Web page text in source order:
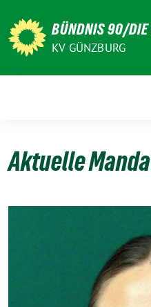
zum
Inhalt
BÜNDNIS 90/DIE
KV GÜNZBURG
Aktuelle